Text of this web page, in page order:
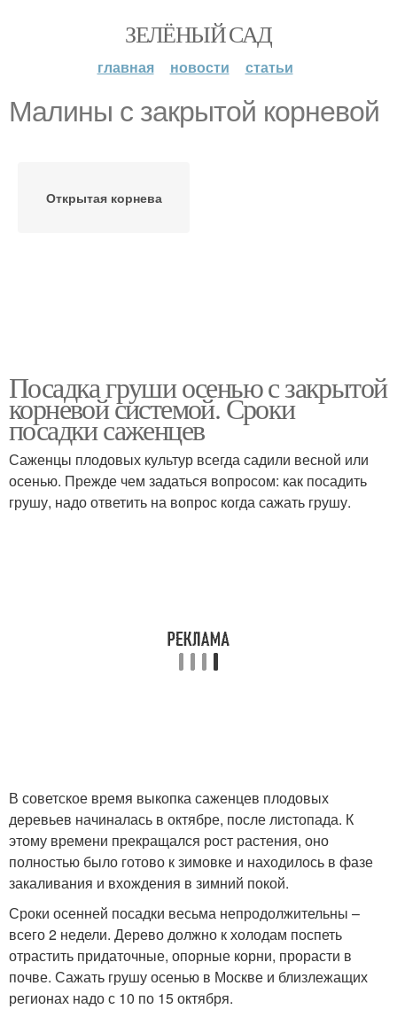
ЗЕЛЁНЫЙ САД
главная новости статьи
Малины с закрытой корневой
Открытая корнева
Посадка груши осенью с закрытой
корневой системой. Сроки
посадки саженцев
Саженцы плодовых культур всегда садили весной или
осенью. Прежде чем задаться вопросом: как посадить
грушу, надо ответить на вопрос когда сажать грушу.
В советское время выкопка саженцев плодовых
деревьев начиналась в октябре, после листопада. К
этому времени прекращался рост растения, оно
полностью было готово к зимовке и находилось в фазе
закаливания и вхождения в зимний покой.
Сроки осенней посадки весьма непродолжительны –
всего 2 недели. Дерево должно к холодам поспеть
отрастить придаточные, опорные корни, прорасти в
почве. Сажать грушу осенью в Москве и близлежащих
регионах надо с 10 по 15 октября.